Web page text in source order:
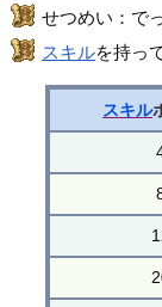
せつめい：で
スキルを持っ
スキル